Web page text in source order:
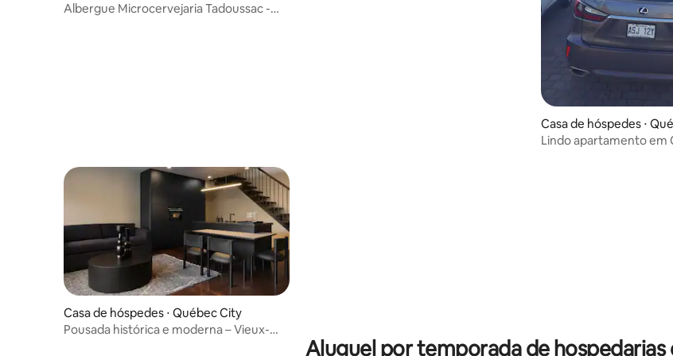
c
Albergue Microcervejaria Tadoussac -
Casa de hóspedes ⋅
Lindo apartamento em
Casa de hóspedes ⋅ Québec City
Pousada histórica e moderna – Vieux-
Aluguel por temporada de